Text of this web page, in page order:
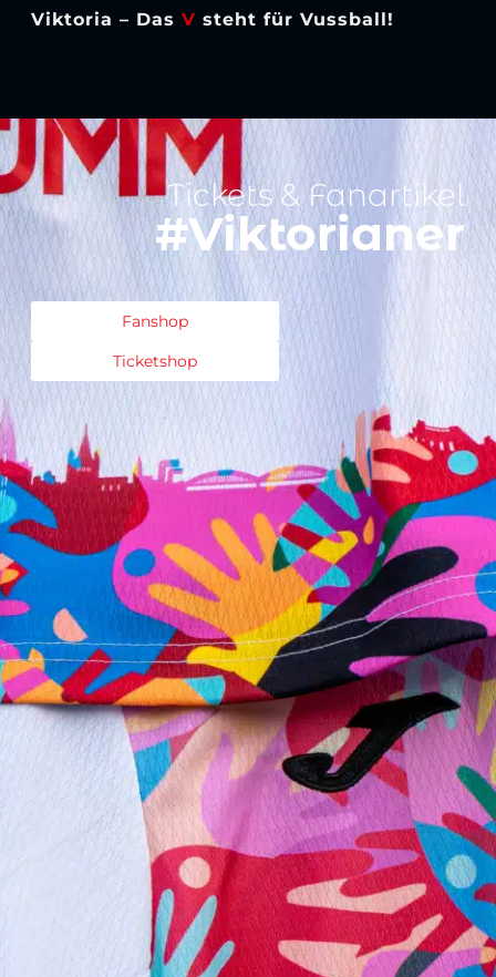
Viktoria – Das V steht für Vussball!
Tickets & Fanartikel
#Viktorianer
Fanshop
Ticketshop